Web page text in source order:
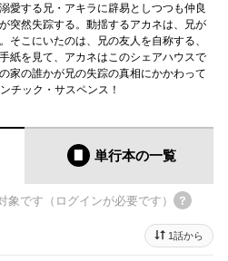
愛する兄・アキラに辟易としつつも仲良
突然失踪する。動揺するアカネは、兄が
そこにいたのは、兄の友人を自称する、
紙を見て、アカネはこのシェアハウスで
の誰かが兄の失踪の真相にかかわって
チック・サスペンス！
単行本の一覧
象です（ログインが必要です）
1話から